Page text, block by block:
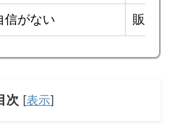
信がない 販売
次 [表示]